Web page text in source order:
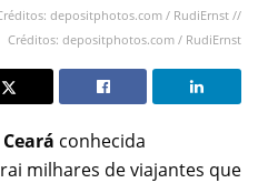
depositphotos.com / RudiErnst //
Créditos: depositphotos.com / RudiErnst
conhecida
milhares de viajantes que